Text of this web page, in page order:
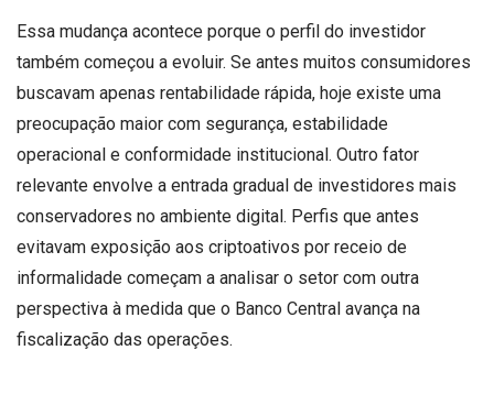
Essa mudança acontece porque o perfil do investidor
também começou a evoluir. Se antes muitos consumidores
buscavam apenas rentabilidade rápida, hoje existe uma
preocupação maior com segurança, estabilidade
operacional e conformidade institucional. Outro fator
relevante envolve a entrada gradual de investidores mais
conservadores no ambiente digital. Perfis que antes
evitavam exposição aos criptoativos por receio de
informalidade começam a analisar o setor com outra
perspectiva à medida que o Banco Central avança na
fiscalização das operações.